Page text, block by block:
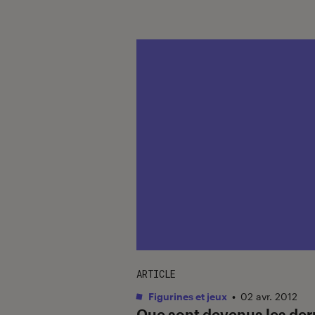
ARTICLE
Figurines et jeux • 02 avr. 2012